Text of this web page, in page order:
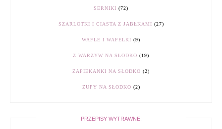
SERNIKI (72)
SZARLOTKI I CIASTA Z JABŁKAMI (27)
WAFLE I WAFELKI (9)
Z WARZYW NA SŁODKO (19)
ZAPIEKANKI NA SŁODKO (2)
ZUPY NA SŁODKO (2)
PRZEPISY WYTRAWNE: